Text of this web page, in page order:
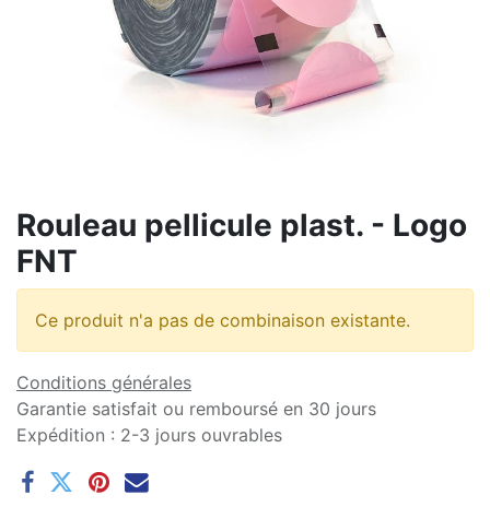
Rouleau pellicule plast. - Logo
FNT
Ce produit n'a pas de combinaison existante.
Conditions générales
Garantie satisfait ou remboursé en 30 jours
Expédition : 2-3 jours ouvrables